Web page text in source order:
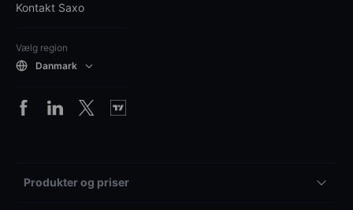
Kontakt Saxo
Vælg region
Danmark
Produkter og priser